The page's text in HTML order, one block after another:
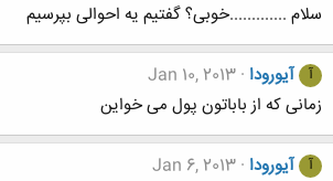
سلام .............خوبی؟ گفتیم یه احوالی بپرسیم
آ آیورودا Jan 10, 2013
زمانی که از باباتون پول می خواین
آ آیورودا Jan 6, 2013